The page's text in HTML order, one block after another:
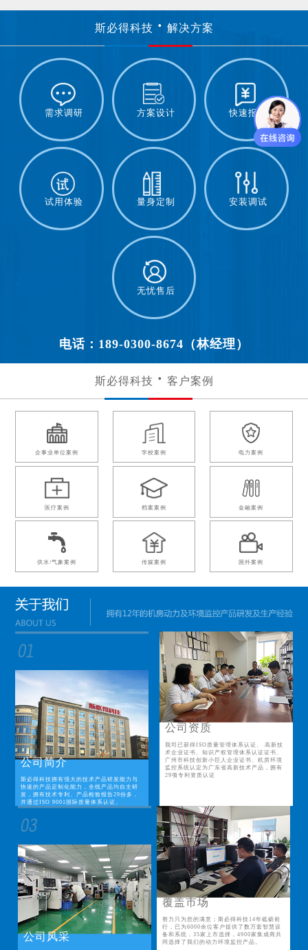
斯必得科技 解决方案
需求调研 方案设计 快速报价
试用体验 量身定制 安装调试
无忧售后
电话：189-0300-8674（林经理）
斯必得科技 客户案例
企事业单位案例 学校案例 电力案例
医疗案例 档案案例 金融案例
供水/气象案例 传媒案例 国外案例
公司简介
斯必得科技拥有强大的技术产品研发能力与
快速的产品定制化能力，全线产品均自主研
发，拥有技术专利、产品检验报告29份多，
并通过ISO 9001国际质量体系认证。
公司资质
我司已获得ISO质量管理体系认证、 高新技
术企业证书、知识产权管理体系认证证书、
广州市科技创新小巨人企业证书、机房环境
监控系统认定为广东省高新技术产品，拥有
29项专利资质认证
公司风采
覆盖市场
努力只为您的满意；斯必得科技14年砥砺前
行，已为6000余位客户提供了数万套智慧设
备和系统，35家上市选择，4900家集成商共
同选择了我们的动力环境监控产品。